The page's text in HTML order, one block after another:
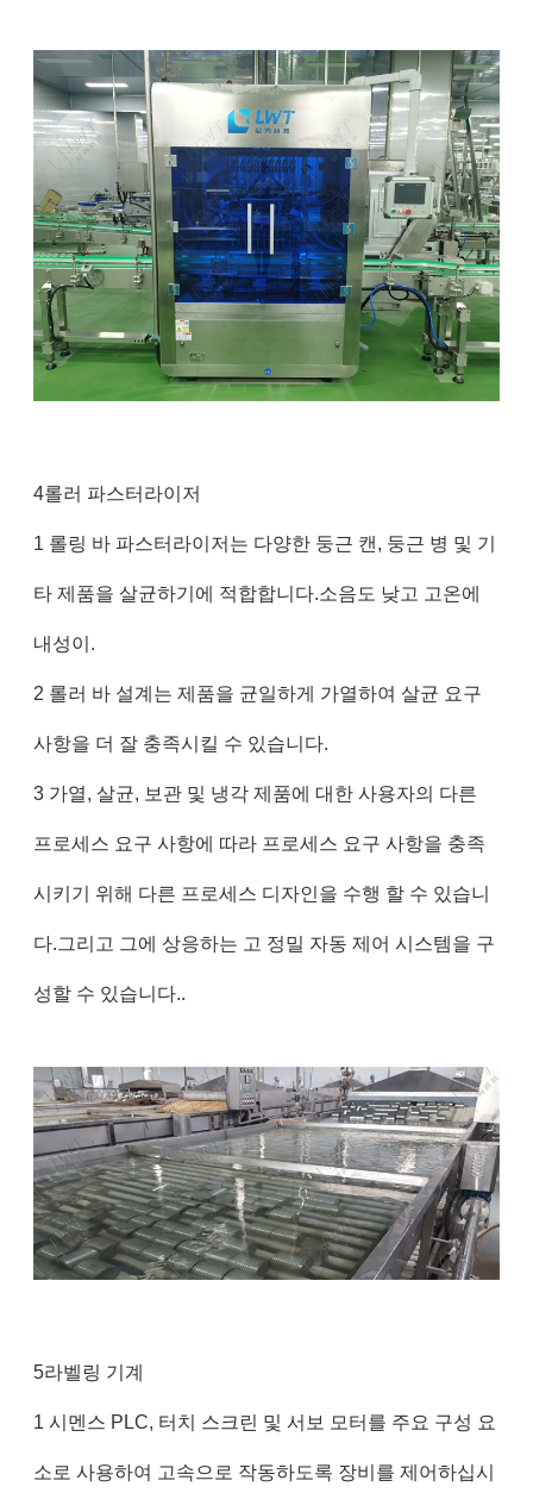
4롤러 파스터라이저
1 롤링 바 파스터라이저는 다양한 둥근 캔, 둥근 병 및 기
타 제품을 살균하기에 적합합니다.소음도 낮고 고온에
내성이.
2 롤러 바 설계는 제품을 균일하게 가열하여 살균 요구
사항을 더 잘 충족시킬 수 있습니다.
3 가열, 살균, 보관 및 냉각 제품에 대한 사용자의 다른
프로세스 요구 사항에 따라 프로세스 요구 사항을 충족
시키기 위해 다른 프로세스 디자인을 수행 할 수 있습니
다.그리고 그에 상응하는 고 정밀 자동 제어 시스템을 구
성할 수 있습니다..
5라벨링 기계
1 시멘스 PLC, 터치 스크린 및 서보 모터를 주요 구성 요
소로 사용하여 고속으로 작동하도록 장비를 제어하십시